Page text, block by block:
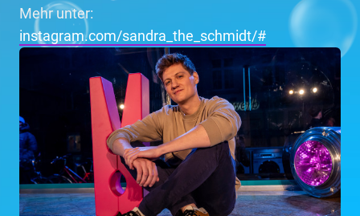
Mehr unter:
instagram.com/sandra_the_schmidt/#